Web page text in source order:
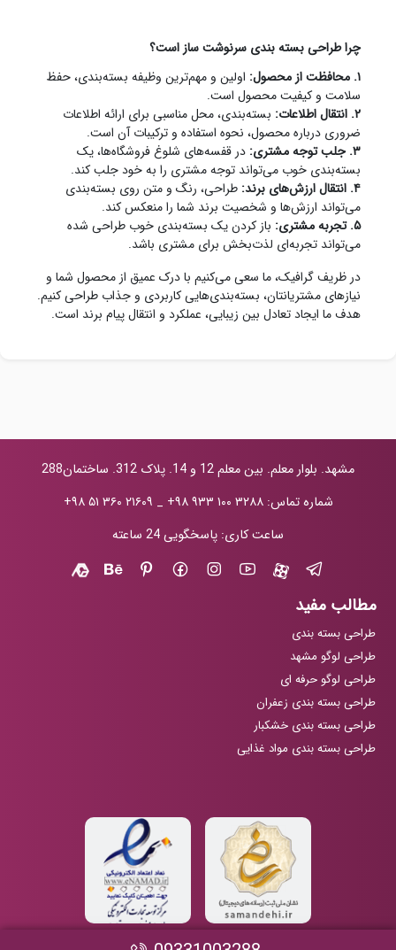
چرا طراحی بسته بندی سرنوشت ساز است؟
۱. محافظت از محصول:
اولین و مهم‌ترین وظیفه بسته‌بندی، حفظ
سلامت و کیفیت محصول است.
۲. انتقال اطلاعات:
بسته‌بندی، محل مناسبی برای ارائه اطلاعات
ضروری درباره محصول، نحوه استفاده و ترکیبات آن است.
۳. جلب توجه مشتری:
در قفسه‌های شلوغ فروشگاه‌ها، یک
بسته‌بندی خوب می‌تواند توجه مشتری را به خود جلب کند.
۴. انتقال ارزش‌های برند:
طراحی، رنگ و متن روی بسته‌بندی
می‌تواند ارزش‌ها و شخصیت برند شما را منعکس کند.
۵. تجربه مشتری:
باز کردن یک بسته‌بندی خوب طراحی شده
می‌تواند تجربه‌ای لذت‌بخش برای مشتری باشد.
در ظریف گرافیک، ما سعی می‌کنیم با درک عمیق از محصول شما و
نیازهای مشتریانتان، بسته‌بندی‌هایی کاربردی و جذاب طراحی کنیم.
هدف ما ایجاد تعادل بین زیبایی، عملکرد و انتقال پیام برند است.
مشهد. بلوار معلم. بین معلم 12 و 14. پلاک 312. ساختمان288
شماره تماس:+۹۸ ۹۳۳ ۱۰۰ ۳۲۸۸ _ +۹۸ ۵۱ ۳۶۰ ۲۱۶۰۹
ساعت کاری: پاسخگویی 24 ساعته
مطالب مفید
طراحی بسته بندی
طراحی لوگو مشهد
طراحی لوگو حرفه ای
طراحی بسته بندی زعفران
طراحی بسته بندی خشکبار
طراحی بسته بندی مواد غذایی